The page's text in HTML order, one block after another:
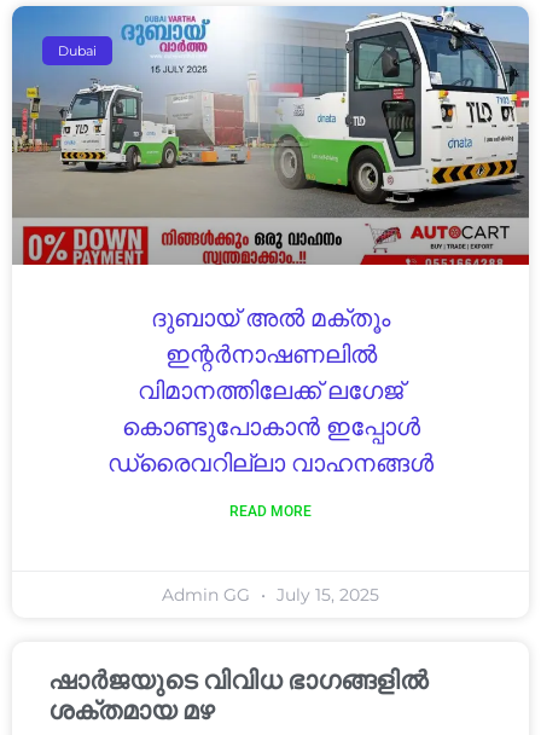
Dubai
ദുബായ് അൽ മക്തൂം
ഇന്റർനാഷണലിൽ
വിമാനത്തിലേക്ക് ലഗേജ്
കൊണ്ടുപോകാൻ ഇപ്പോൾ
ഡ്രൈവറില്ലാ വാഹനങ്ങൾ
READ MORE
Admin GG July 15, 2025
ഷാർജയുടെ വിവിധ ഭാഗങ്ങളിൽ
ശക്തമായ മഴ